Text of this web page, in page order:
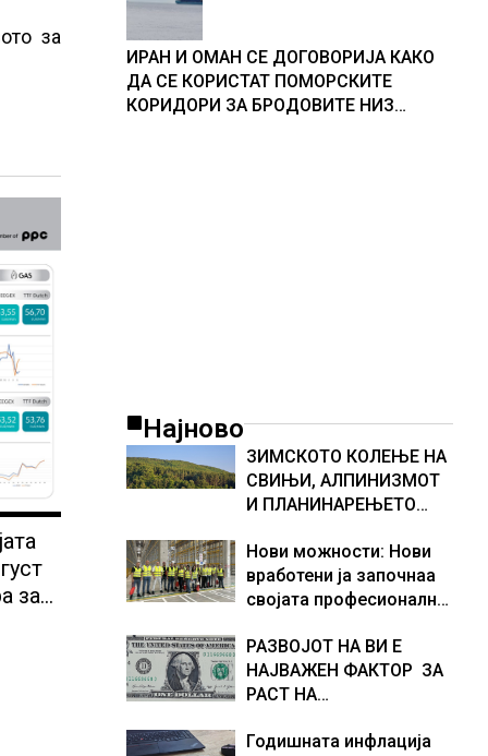
за
за
ИРАН И ОМАН СЕ ДОГОВОРИЈА КАКО
ДА СЕ КОРИСТАТ ПОМОРСКИТЕ
КОРИДОРИ ЗА БРОДОВИТЕ НИЗ
Најново
ЗИМСКОТО КОЛЕЊЕ НА
СВИЊИ, АЛПИНИЗМОТ
И ПЛАНИНАРЕЊЕТО
НА КУЛТУРНО
НАСЛЕДСТВО НА
СЛОВЕНИЈА
Нови можности: Нови
вработени ја започнаа
својата професионална
Логистичкиот центар во
Куманово
РАЗВОЈОТ НА ВИ Е
НАЈВАЖЕН ФАКТОР ЗА
РАСТ НА
ЕКОНОМИЈА
Годишната инфлација